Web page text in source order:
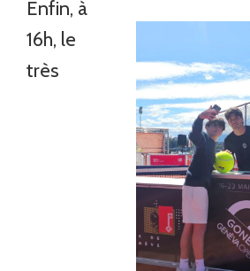
Enfin, à
16h, le
très